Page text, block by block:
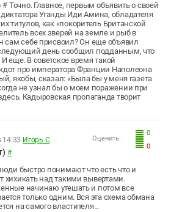
# Точно. Главное, первым объявить о своей
Уганды Иди Амина, обладателя
титулов, как «покоритель Британской
всех зверей на земле и рыб в
сам себе присвоил? Он еще объявил
день сообщил подданным, что
еще. В советское время такой
про императора Франции Наполеона
якобы, сказал: «Была бы у меня газета
не узнал бы о моем поражении при
Кадыровская пропаганда творит
0
0
Оценить:
14:33 Игорь С
#
быстро понимают что есть что и
хихикать над такими вывертами.
начинаю утешать и потом все
только одним. Вся эта схема обмана
на самого властителя...